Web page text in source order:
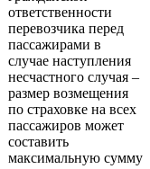
ответственности
перевозчика перед
пассажирами в
случае наступления
несчастного случая –
размер возмещения
по страховке на всех
пассажиров может
составить
максимальную сумму